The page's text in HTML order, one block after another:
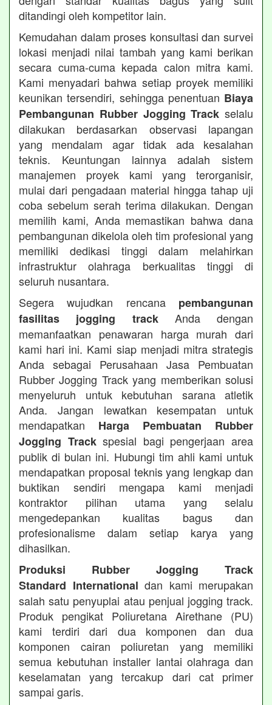
ditandingi oleh kompetitor lain.
Kemudahan dalam proses konsultasi dan survei
lokasi menjadi nilai tambah yang kami berikan
secara cuma-cuma kepada calon mitra kami.
Kami menyadari bahwa setiap proyek memiliki
keunikan tersendiri, sehingga penentuan Biaya
Pembangunan Rubber Jogging Track selalu
dilakukan berdasarkan observasi lapangan
yang mendalam agar tidak ada kesalahan
teknis. Keuntungan lainnya adalah sistem
manajemen proyek kami yang terorganisir,
mulai dari pengadaan material hingga tahap uji
coba sebelum serah terima dilakukan. Dengan
memilih kami, Anda memastikan bahwa dana
pembangunan dikelola oleh tim profesional yang
memiliki dedikasi tinggi dalam melahirkan
infrastruktur olahraga berkualitas tinggi di
seluruh nusantara.
Segera wujudkan rencana pembangunan
fasilitas jogging trackAnda dengan
memanfaatkan penawaran harga murah dari
kami hari ini. Kami siap menjadi mitra strategis
Anda sebagai Perusahaan Jasa Pembuatan
Rubber Jogging Track yang memberikan solusi
menyeluruh untuk kebutuhan sarana atletik
Anda. Jangan lewatkan kesempatan untuk
mendapatkan Harga Pembuatan Rubber
Jogging Trackspesial bagi pengerjaan area
publik di bulan ini. Hubungi tim ahli kami untuk
mendapatkan proposal teknis yang lengkap dan
buktikan sendiri mengapa kami menjadi
kontraktor pilihan utama yang selalu
mengedepankan kualitas bagus dan
profesionalisme dalam setiap karya yang
dihasilkan.
Produksi Rubber Jogging Track
Standard International dan kami merupakan
salah satu penyuplai atau penjual jogging track.
Produk pengikat Poliuretana Airethane (PU)
kami terdiri dari dua komponen dan dua
komponen cairan poliuretan yang memiliki
semua kebutuhan installer lantai olahraga dan
keselamatan yang tercakup dari cat primer
sampai garis.